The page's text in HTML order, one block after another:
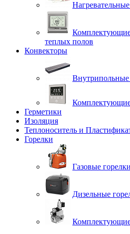
Комплектующие
теплых полов
Конвекторы
Комплектующие
Герметики
Изоляция
Теплоноситель и
Горелки
Газовые горелки
Дизельные